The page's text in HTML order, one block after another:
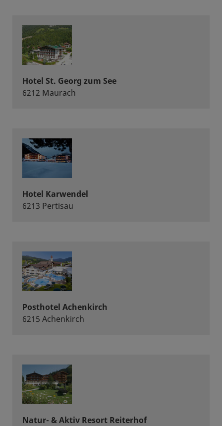
Hotel St. Georg zum See
6212 Maurach
Hotel Karwendel
6213 Pertisau
Posthotel Achenkirch
6215 Achenkirch
Natur- & Aktiv Resort Reiterhof